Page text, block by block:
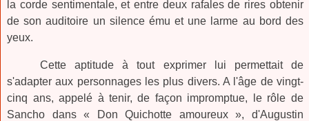
la corde sentimentale, et entre deux rafales de rires obtenir
de son auditoire un silence ému et une larme au bord des
yeux.
Cette aptitude à tout exprimer lui permettait de
s'adapter aux personnages les plus divers. A l'âge de vingt-
cinq ans, appelé à tenir, de façon impromptue, le rôle de
Sancho dans « Don Quichotte amoureux », d'Augustin